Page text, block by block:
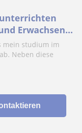
Erwachsene
mein studium im
Neben diese